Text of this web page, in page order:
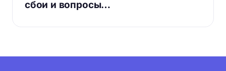
сбои и вопросы…